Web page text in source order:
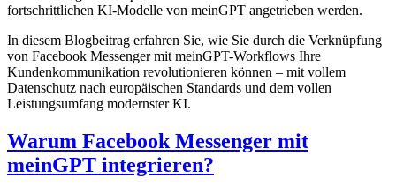
fortschrittlichen KI-Modelle von meinGPT angetrieben werden.
In diesem Blogbeitrag erfahren Sie, wie Sie durch die Verknüpfung
von Facebook Messenger mit meinGPT-Workflows Ihre
Kundenkommunikation revolutionieren können – mit vollem
Datenschutz nach europäischen Standards und dem vollen
Leistungsumfang modernster KI.
Warum Facebook Messenger mit
meinGPT integrieren?